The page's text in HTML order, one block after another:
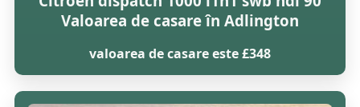
Valoarea de casare în Adlington
valoarea de casare este £348